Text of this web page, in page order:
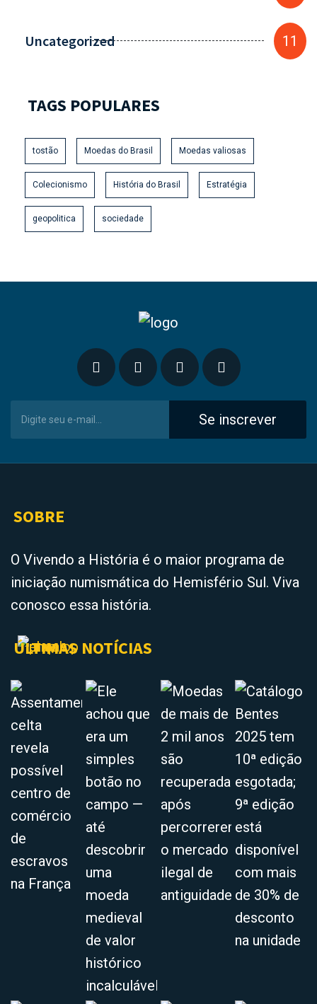
Uncategorized 11
TAGS POPULARES
tostão Moedas do Brasil Moedas valiosas
Colecionismo História do Brasil Estratégia
geopolitica sociedade
Se inscrever
SOBRE
O Vivendo a História é o maior programa de
iniciação numismática do Hemisfério Sul. Viva
conosco essa história.
ÚLTIMAS NOTÍCIAS